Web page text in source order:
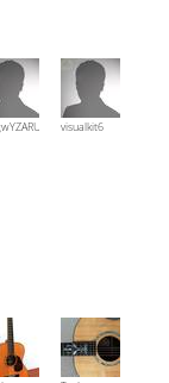
visualkit6